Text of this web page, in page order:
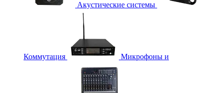
Акустические системы
Коммутация Микрофоны и